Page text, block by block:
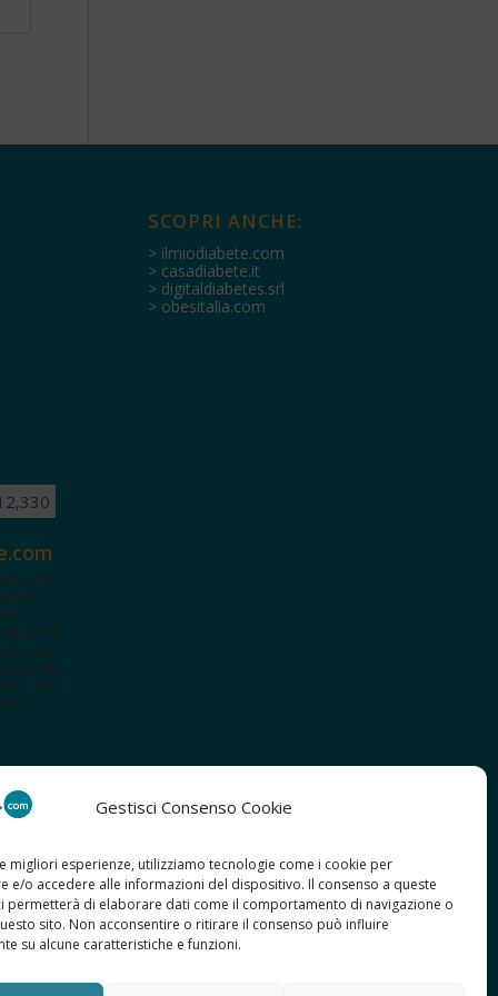
Gestisci Consenso Cookie
migliori esperienze, utilizziamo tecnologie come i cookie per
e/o accedere alle informazioni del dispositivo. Il consenso a queste
permetterà di elaborare dati come il comportamento di navigazione o
sito. Non acconsentire o ritirare il consenso può influire
su alcune caratteristiche e funzioni.
e
te con
alla
le
SCOPRI ANCHE:
> ilmiodiabete.com
> casadiabete.it
> digitaldiabetes.srl
> obesitalia.com